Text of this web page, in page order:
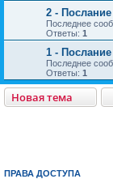
2 -
Последнее
Ответы: 1
1 -
Последнее
Ответы: 1
Новая тема
ПРАВА ДОСТУПА